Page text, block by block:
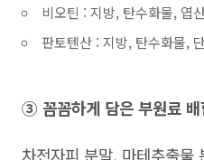
비오틴 : 지방, 탄수화물, 엽
판토텐산 : 지방, 탄수화물,
③ 꼼꼼하게 담은 부원료
차전자피 분말, 마테추출물